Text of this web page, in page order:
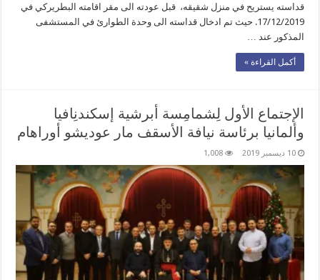
قداسته يستريح في منزل شقيقه، قبل عودته الى مقر اقامته البطريركي في
17/12/2019. حيث تم ادخال قداسته الى وحدة الطوارئ في المستشفى
المذكور عند …
أكمل القراءة »
الإجتماع الأول لِشمامِسة أبرشية إسكندنِافيا
وألمانيا برئاسة نيافة الأسقف مار عوديشو أوراهام
10 ديسمبر 2019 1,008